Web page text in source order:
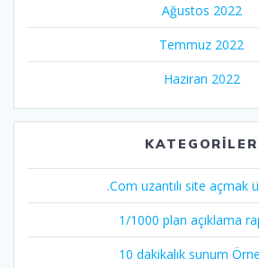
Ağustos 2022
Temmuz 2022
Haziran 2022
KATEGORILER
.Com uzantılı site açmak
1/1000 plan açıklama
10 dakikalık sunum